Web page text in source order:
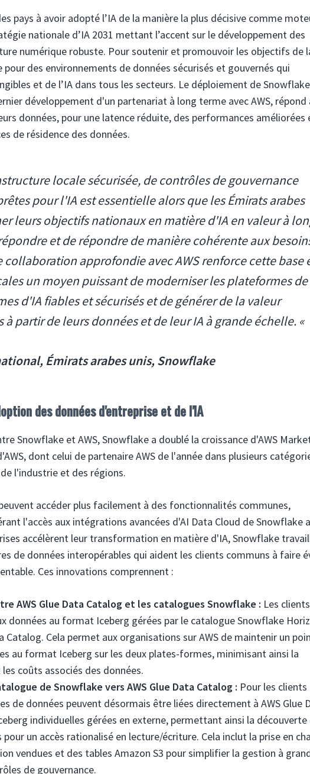
pays à avoir adopté l’IA de la manière la plus décisive comme
nationale d’IA 2031 mettant l’accent sur le développement des
numérique robuste. Pour soutenir et promouvoir les objectifs de
des environnements de données sécurisés et gouvernés qui
et de l’IA dans tous les secteurs. Le déploiement de
développement d'un partenariat à long terme avec AWS, répond
données, pour une latence réduite, des performances améliorées
de résidence des données.
locale sécurisée, de contrôles de gouvernance
pour l'IA est essentielle alors que les Émirats arabes
leurs objectifs nationaux en matière d'IA en valeur à
et de répondre de manière cohérente aux
collaboration approfondie avec AWS renforce cette base
un moyen puissant de moderniser les plateformes de
d'IA fiables et sécurisés et de générer de la valeur
partir de leurs données et de leur IA à grande échelle. «
Émirats arabes unis, Snowflake
des données d'entreprise et de l'IA
Snowflake et AWS, Snowflake a doublé la croissance d'AWS
dont celui de partenaire AWS de l'année dans plusieurs
l'industrie et des régions.
accéder plus facilement à des fonctionnalités communes,
l'accès aux intégrations avancées d'AI Data Cloud de Snowflake
accélèrent leur transformation en matière d'IA, Snowflake
de données interopérables qui aident les clients communs à faire
Ces innovations comprennent :
AWS Glue Data Catalog et les catalogues Snowflake : Les clients
données au format Iceberg gérées par le catalogue Snowflake
Catalog. Cela permet aux organisations sur AWS de maintenir un
au format Iceberg sur les deux plates-formes, minimisant ainsi la
coûts associés des données.
de Snowflake vers AWS Glue Data Catalog : Pour les clients
de données peuvent désormais être liées directement à AWS Glue
individuelles gérées en externe, permettant ainsi la découverte
un accès rationalisé en lecture/écriture. Cela inclut la prise en
vendues et des tables Amazon S3 pour simplifier la gestion à
de gouvernance.